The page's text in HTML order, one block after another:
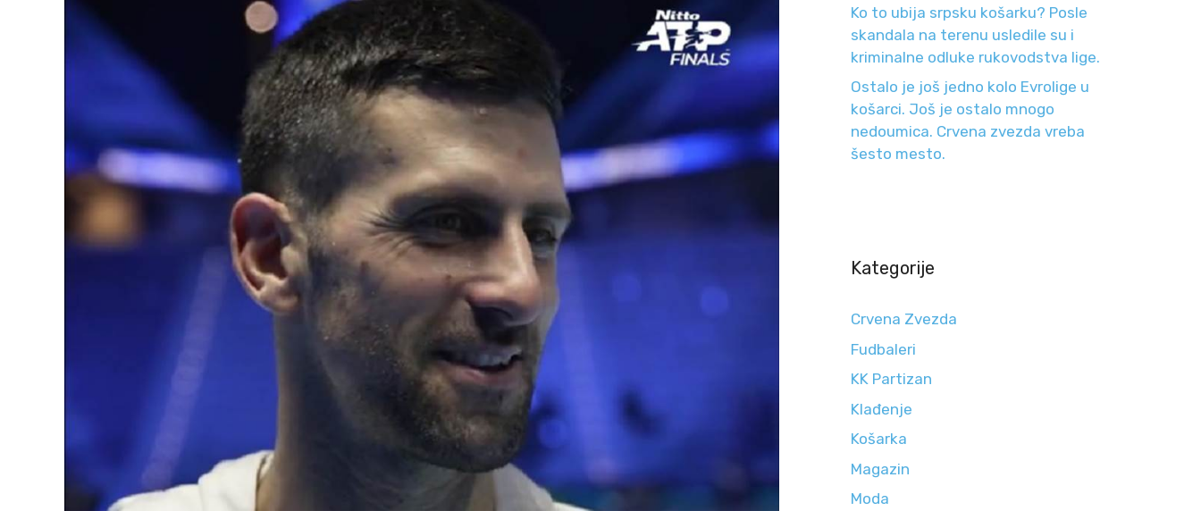
Ko to ubija srpsku košarku? Posle
skandala na terenu usledile su i
kriminalne odluke rukovodstva lige.
Ostalo je još jedno kolo Evrolige u
košarci. Još je ostalo mnogo
nedoumica. Crvena zvezda vreba
šesto mesto.
Kategorije
Crvena Zvezda
Fudbaleri
KK Partizan
Klađenje
Košarka
Magazin
Moda